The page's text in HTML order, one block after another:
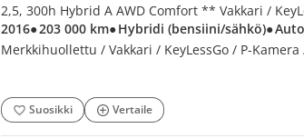
2016● 203 000 km● Hybridi (bensiini/sähkö)●
Merkkihuollettu / Vakkari / KeyLessGo / P-
Suosikki Vertaile